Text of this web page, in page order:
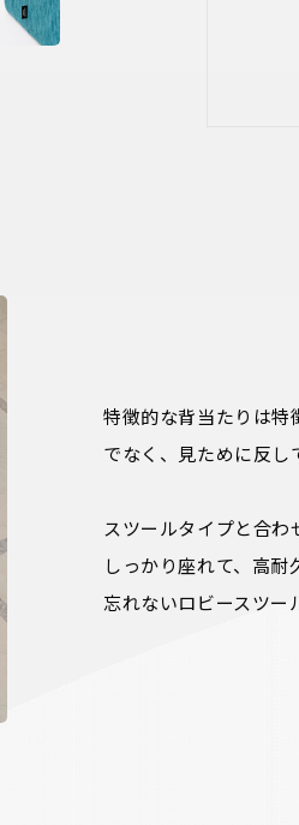
特徴的な背当たりは特
でなく、見ために反し
スツールタイプと合わ
しっかり座れて、高
忘れないロビースツー